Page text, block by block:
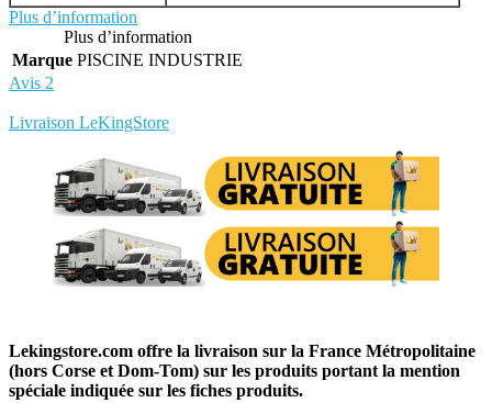
Plus d’information
Plus d’information
Marque PISCINE INDUSTRIE
Avis 2
Livraison LeKingStore
Lekingstore.com offre la livraison sur la France Métropolitaine
(hors Corse et Dom-Tom) sur les produits portant la mention
spéciale indiquée sur les fiches produits.